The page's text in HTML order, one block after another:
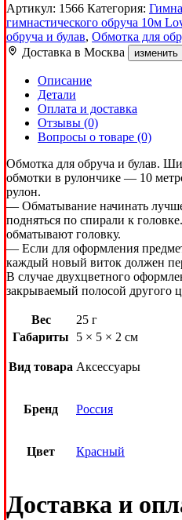
Артикул: 1566 Категория:
гимнастического обруча 10м
обруча и булав, Обмотка для
Доставка в Москва изменить
Описание
Детали
Оплата и доставка
Отзывы (0)
Вопросы о товаре (0)
Обмотка для обруча и булав.
обмотки в рулончике — 10
рулон.
— Обматывание начинать
подняться по спирали к
обматывают головку.
— Если для оформления
каждый новый виток должен
В случае двухцветного
закрываемый полосой другого
Вес
25 г
Габариты
5 × 5 × 2 см
Вид товара Аксессуары
Бренд Россия
Цвет Красный
Доставка и